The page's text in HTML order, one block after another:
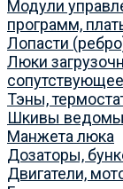
Модули
программ,
Лопасти
Люки
сопутствующее
Тэны,
Шкивы
Манжета люка
Дозаторы,
Двигатели,